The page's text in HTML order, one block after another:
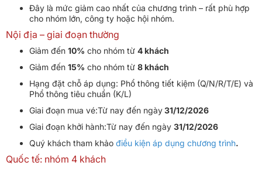
Đây là mức giảm cao nhất của chương trình – rất phù hợp
cho nhóm lớn, công ty hoặc hội nhóm.
Nội địa – giai đoạn thường
Giảm đến 10% cho nhóm từ 4 khách
Giảm đến 15% cho nhóm từ 8 khách
Hạng đặt chỗ áp dụng: Phổ thông tiết kiệm (Q/N/R/T/E) và
Phổ thông tiêu chuẩn (K/L)
Giai đoạn mua vé:Từ nay đến ngày31/12/2026
Giai đoạn khởi hành:Từ nay đến ngày 31/12/2026
Quý khách tham khảo điều kiện áp dụng chương trình.
Quốc tế: nhóm 4 khách